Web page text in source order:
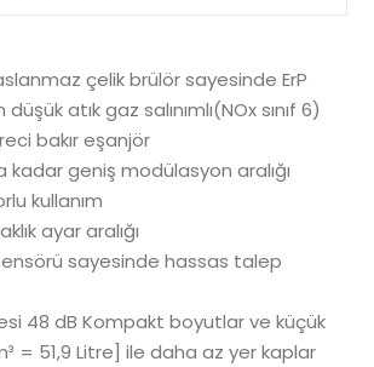
çelik brülör sayesinde ErP
atık gaz salınımlı(NOx sınıf 6)
bakır eşanjör
kadar geniş modülasyon aralığı
kullanım
ayar aralığı
sayesinde hassas talep
48 dB Kompakt boyutlar ve küçük
= 51,9 Litre] ile daha az yer kaplar